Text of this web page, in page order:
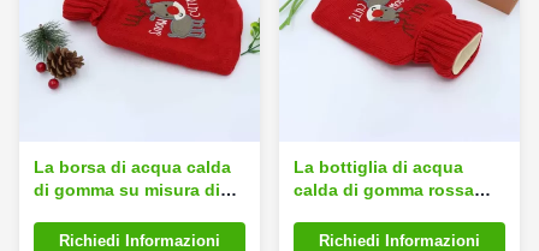
La borsa di acqua calda
di gomma su misura di
nell'inverno
Richiedi Informazioni
La bottiglia di acqua
calda di gomma rossa
copertura si è ispessita
Richiedi Informazioni